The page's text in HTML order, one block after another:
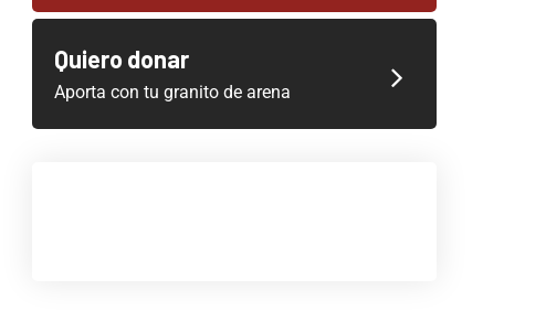
Quiero donar
Aporta con tu granito de arena